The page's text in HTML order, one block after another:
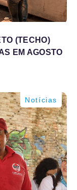
(TECHO)
EM AGOSTO
Notícias